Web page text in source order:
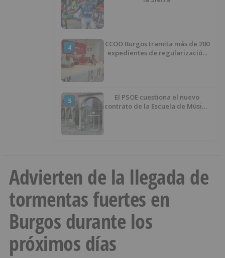
4
CCOO Burgos tramita más de 200
expedientes de regularización
5
El PSOE cuestiona el nuevo
contrato de la Escuela de Música
Advierten de la llegada de
tormentas fuertes en
Burgos durante los
próximos días